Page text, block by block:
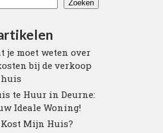
Zoeken
je moet weten over
bij de verkoop
te Huur in Deurne:
Ideale Woning!
Mijn Huis?